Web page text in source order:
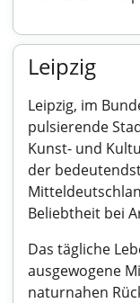
Leipzig
Leipzig, im
pulsierende
Kunst- und
der
Beliebtheit bei
Das tägliche
ausgewogene
naturnahen